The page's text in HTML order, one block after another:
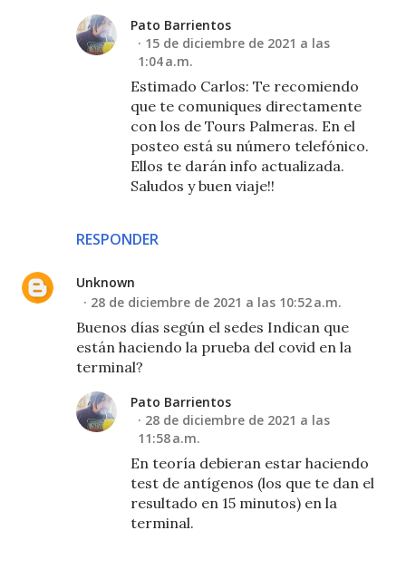
RESPONDER
Pato Barrientos
15 de diciembre de 2021 a las
1:04 a.m.
Estimado Carlos: Te recomiendo
que te comuniques directamente
con los de Tours Palmeras. En el
posteo está su número telefónico.
Ellos te darán info actualizada.
Saludos y buen viaje!!
Unknown
28 de diciembre de 2021 a las 10:52 a.m.
Buenos días según el sedes Indican que
están haciendo la prueba del covid en la
terminal?
Pato Barrientos
28 de diciembre de 2021 a las
11:58 a.m.
En teoría debieran estar haciendo
test de antígenos (los que te dan el
resultado en 15 minutos) en la
terminal.